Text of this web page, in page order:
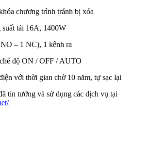
chương trình tránh bị xóa
tải 16A, 1400W
– 1 NC), 1 kênh ra
độ ON / OFF / AUTO
với thời gian chờ 10 năm, tự sạc lại
tin tưởng và sử dụng các dịch vụ tại